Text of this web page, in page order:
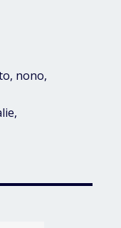
nono,